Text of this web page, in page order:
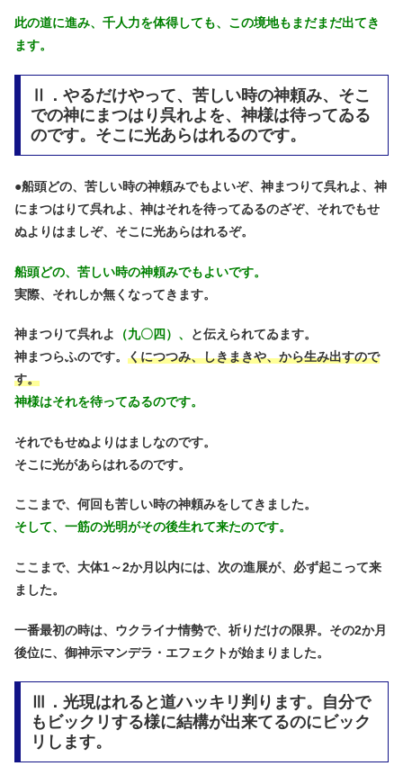
此の道に進み、千人力を体得しても、この境地もまだまだ出てき
ます。
Ⅱ．やるだけやって、苦しい時の神頼み、そこ
での神にまつはり呉れよを、神様は待ってゐる
のです。そこに光あらはれるのです。
●船頭どの、苦しい時の神頼みでもよいぞ、神まつりて呉れよ、神
にまつはりて呉れよ、神はそれを待ってゐるのざぞ、それでもせ
ぬよりはましぞ、そこに光あらはれるぞ。
船頭どの、苦しい時の神頼みでもよいです。
実際、それしか無くなってきます。
神まつりて呉れよ （九〇四）、
と伝えられてゐます。
神まつらふのです。 くにつつみ、しきまきや、から生み出すので
す。
神様はそれを待ってゐるのです。
それでもせぬよりはましなのです。
そこに光があらはれるのです。
ここまで、何回も苦しい時の神頼みをしてきました。
そして、一筋の光明がその後生れて来たのです。
ここまで、大体1～2か月以内には、次の進展が、必ず起こって来
ました。
一番最初の時は、ウクライナ情勢で、祈りだけの限界。 その2か月
後位に、御神示マンデラ・エフェクトが始まりました。
Ⅲ．光現はれると道ハッキリ判ります。自分で
もビックリする様に結構が出来てるのにビック
リします。